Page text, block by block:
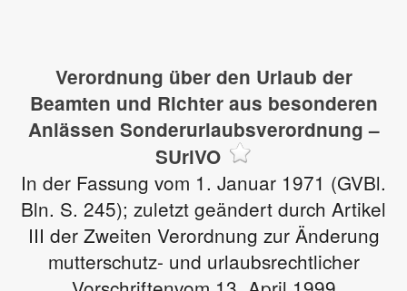
Verordnung über den Urlaub der
Beamten und Richter aus besonderen
Anlässen Sonderurlaubsverordnung –
SUrlVO
In der Fassung vom 1. Januar 1971 (GVBl.
Bln. S. 245); zuletzt geändert durch Artikel
III der Zweiten Verordnung zur Änderung
mutterschutz- und urlaubsrechtlicher